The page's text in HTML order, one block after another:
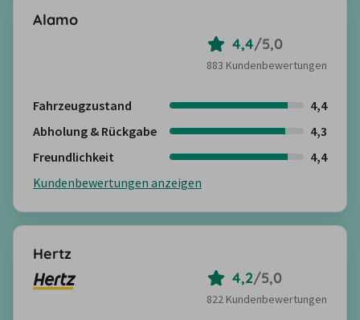
Alamo
4,4/5,0
883 Kundenbewertungen
Fahrzeugzustand
4,4
Abholung & Rückgabe
4,3
Freundlichkeit
4,4
Kundenbewertungen anzeigen
Hertz
4,2/5,0
822 Kundenbewertungen